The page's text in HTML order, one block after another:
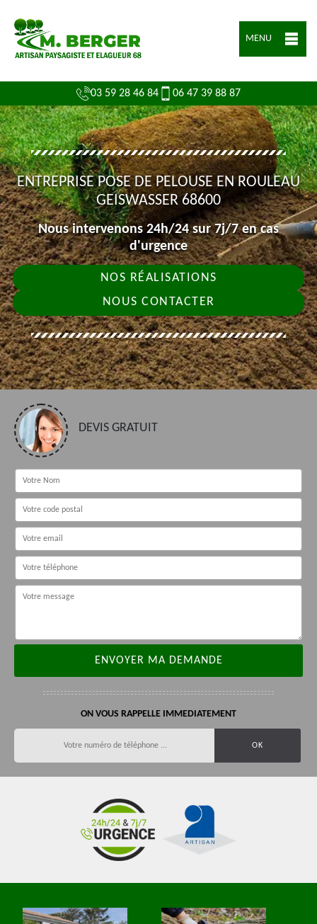
MENU
03 59 28 46 84 06 47 39 88 87
ENTREPRISE POSE DE PELOUSE EN ROULEAU
GEISWASSER 68600
Nous intervenons 24h/24 sur 7j/7 en cas
d'urgence
NOS RÉALISATIONS
NOUS CONTACTER
DEVIS GRATUIT
ON VOUS RAPPELLE IMMEDIATEMENT